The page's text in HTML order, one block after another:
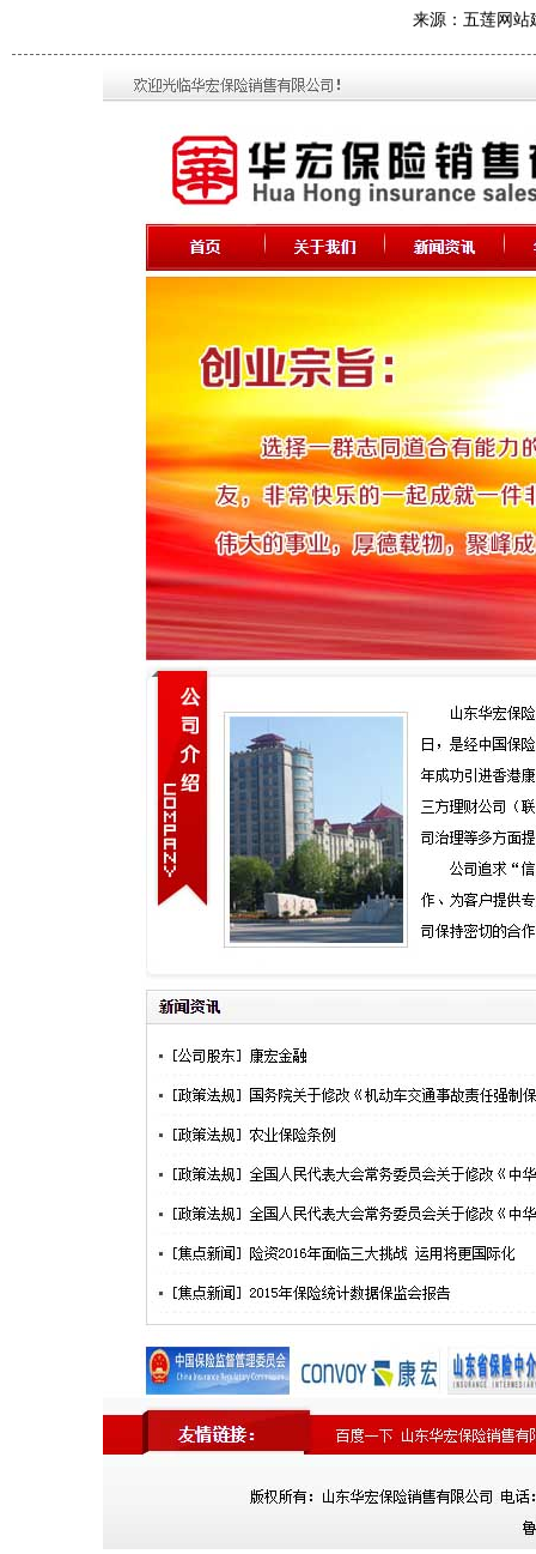
来源：五莲网